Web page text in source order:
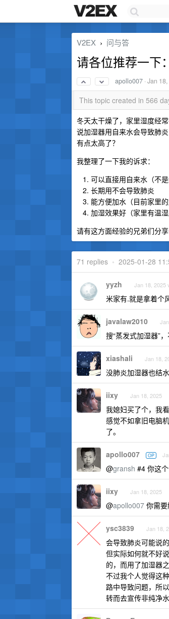
V2EX › 问与答
请各位推荐一下
apollo007 ·Jan
This topic created in 566
冬天太干燥了，家里湿度经
说加湿器用自来水会导致肺
有点太高了？
我整理了一下我的诉求：
可以直接用自来水（不是
长期用不会导致肺炎
能方便加水（目前家里
加湿效果好（家里有温
请有这方面经验的兄弟们分
71 replies • 2025-01-28
yyzh Jan 18, 2025
米家有.就是拿着个
javalaw2010
搜“蒸发式加湿器”
xiashali Jan 18,
没肺炎加湿器也结
iixy Jan 18, 2025
我媳妇买了个，我
感觉不如拿旧电脑
了。
apollo007 OP
@gransh #4 你这
iixy Jan 18, 2025
@apollo007 你需
ysc3839 Jan 18,
会导致肺炎可能说
但实际如何就不好
的，而用了加湿器
不过我个人觉得这
路中导致问题，所
转而去宣传非纯净